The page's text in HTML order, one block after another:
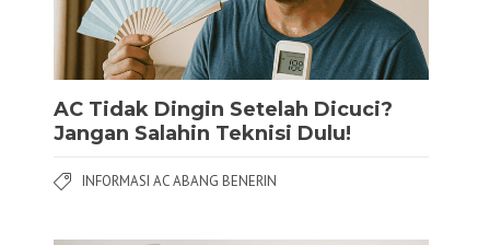
AC Tidak Dingin Setelah Dicuci?
Jangan Salahin Teknisi Dulu!
INFORMASI AC ABANG BENERIN